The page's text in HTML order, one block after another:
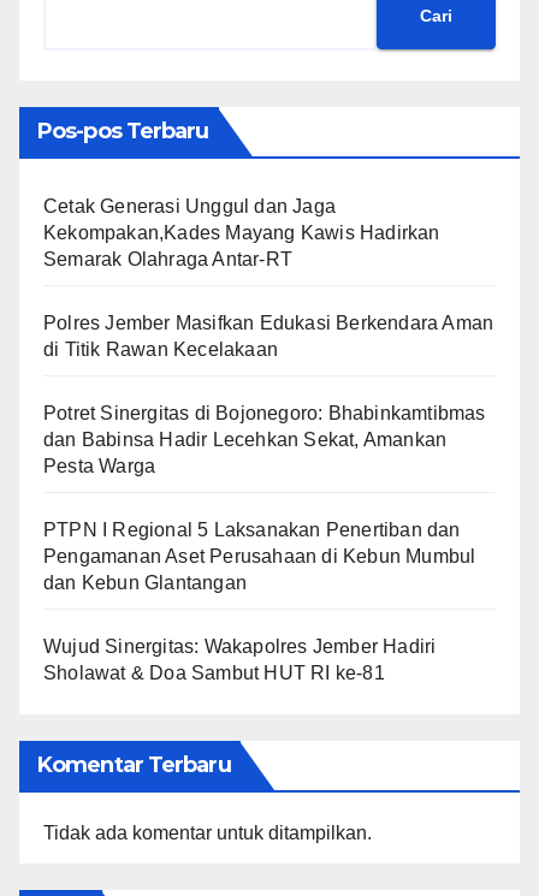
Cari
Pos-pos Terbaru
Cetak Generasi Unggul dan Jaga
Kekompakan,Kades Mayang Kawis Hadirkan
Semarak Olahraga Antar-RT
Polres Jember Masifkan Edukasi Berkendara Aman
di Titik Rawan Kecelakaan
​Potret Sinergitas di Bojonegoro: Bhabinkamtibmas
dan Babinsa Hadir Lecehkan Sekat, Amankan
Pesta Warga
PTPN I Regional 5 Laksanakan Penertiban dan
Pengamanan Aset Perusahaan di Kebun Mumbul
dan Kebun Glantangan
Wujud Sinergitas: Wakapolres Jember Hadiri
Sholawat & Doa Sambut HUT RI ke-81
Komentar Terbaru
Tidak ada komentar untuk ditampilkan.